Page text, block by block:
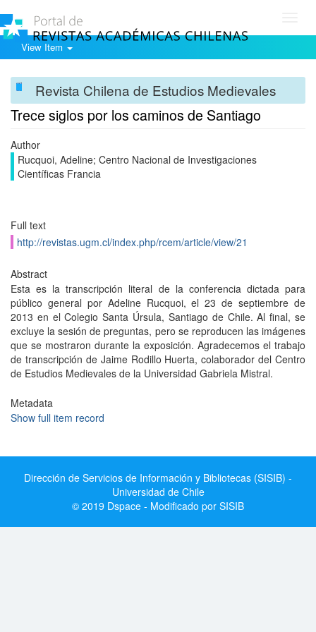
View Item
Revista Chilena de Estudios Medievales
Trece siglos por los caminos de Santiago
Author
Rucquoi, Adeline; Centro Nacional de Investigaciones
Científicas Francia
Full text
http://revistas.ugm.cl/index.php/rcem/article/view/21
Abstract
Esta es la transcripción literal de la conferencia dictada para
público general por Adeline Rucquoi, el 23 de septiembre de
2013 en el Colegio Santa Úrsula, Santiago de Chile. Al final, se
excluye la sesión de preguntas, pero se reproducen las imágenes
que se mostraron durante la exposición. Agradecemos el trabajo
de transcripción de Jaime Rodillo Huerta, colaborador del Centro
de Estudios Medievales de la Universidad Gabriela Mistral.
Metadata
Show full item record
Dirección de Servicios de Información y Bibliotecas (SISIB) -
Universidad de Chile
© 2019 Dspace - Modificado por SISIB